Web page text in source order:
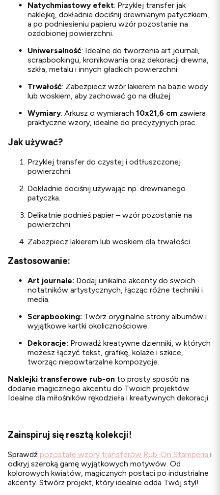
Natychmiastowy efekt: Przyklej transfer jak
naklejkę, dokładnie dociśnij drewnianym patyczkiem,
a po podniesieniu papieru wzór pozostanie na
ozdobionej powierzchni.
Uniwersalność: Idealne do tworzenia art journali,
scrapbookingu, kronikowania oraz dekoracji drewna,
szkła, metalu i innych gładkich powierzchni.
Trwałość: Zabezpiecz wzór lakierem na bazie wody
lub woskiem, aby zachować go na dłużej.
Wymiary: Arkusz o wymiarach 10x21,6 cm zawiera
praktyczne wzory, idealne do precyzyjnych prac.
Jak używać?
Przyklej transfer do czystej i odtłuszczonej
powierzchni.
Dokładnie dociśnij używając np. drewnianego
patyczka.
Delikatnie podnieś papier – wzór pozostanie na
powierzchni.
Zabezpiecz lakierem lub woskiem dla trwałości.
Zastosowanie:
Art journale: Dodaj unikalne akcenty do swoich
notatników artystycznych, łącząc różne techniki i
media.
Scrapbooking: Twórz oryginalne strony albumów i
wyjątkowe kartki okolicznościowe.
Dekoracje: Prowadź kreatywne dzienniki, w których
możesz łączyć tekst, grafikę, kolaże i szkice,
tworząc niepowtarzalne kompozycje.
Naklejki transferowe rub-on to prosty sposób na
dodanie magicznego akcentu do Twoich projektów.
Idealne dla miłośników rękodzieła i kreatywnych dekoracji.
Zainspiruj się resztą kolekcji!
Sprawdź pozostałe wzory transferów Rub-On Stamperia i
odkryj szeroką gamę wyjątkowych motywów. Od
kolorowych kwiatów, magicznych postaci po industrialne
akcenty. Stwórz projekt, który idealnie odda Twój styl!